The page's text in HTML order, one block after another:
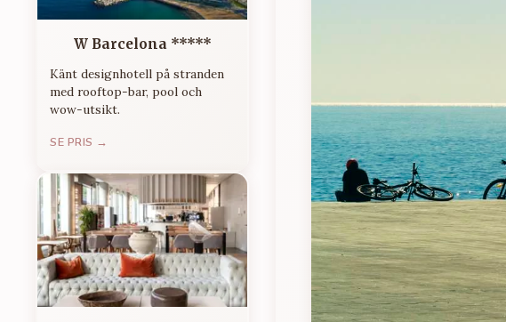
W Barcelona *****
Känt designhotell på stranden
med rooftop-bar, pool och
wow-utsikt.
SE PRIS →